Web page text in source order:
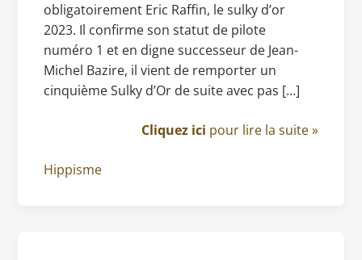
obligatoirement Eric Raffin, le sulky d’or
2023. Il confirme son statut de pilote
numéro 1 et en digne successeur de Jean-
Michel Bazire, il vient de remporter un
cinquième Sulky d’Or de suite avec pas […]
Cliquez ici pour lire la suite »
Hippisme